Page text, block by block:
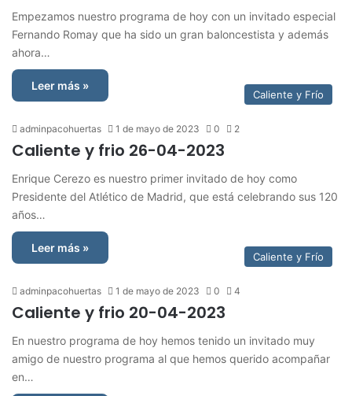
Empezamos nuestro programa de hoy con un invitado especial
Fernando Romay que ha sido un gran baloncestista y además
ahora…
Leer más »
Caliente y Frío
adminpacohuertas 1 de mayo de 2023 0 2
Caliente y frio 26-04-2023
Enrique Cerezo es nuestro primer invitado de hoy como
Presidente del Atlético de Madrid, que está celebrando sus 120
años…
Leer más »
Caliente y Frío
adminpacohuertas 1 de mayo de 2023 0 4
Caliente y frio 20-04-2023
En nuestro programa de hoy hemos tenido un invitado muy
amigo de nuestro programa al que hemos querido acompañar
en…